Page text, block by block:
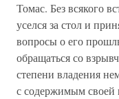
Томас. Без всякого
уселся за стол и
вопросы о его
обращаться со
степени владения
с содержимым своей